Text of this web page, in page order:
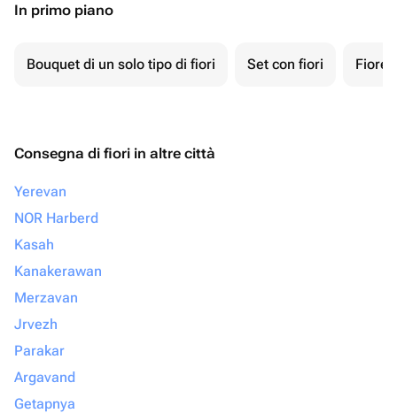
In primo piano
Bouquet di un solo tipo di fiori Set con fiori Fiore
Consegna di fiori in altre città
Yerevan
NOR Harberd
Kasah
Kanakerawan
Merzavan
Jrvezh
Parakar
Argavand
Getapnya